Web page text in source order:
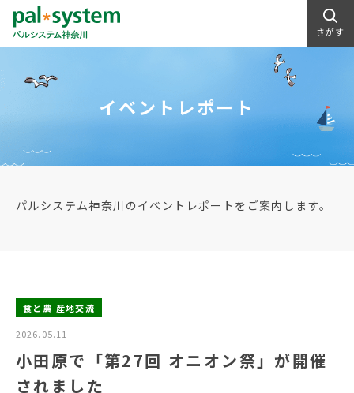
さがす
イベントレポート
パルシステム神奈川のイベントレポートをご案内します。
食と農 産地交流
2026.05.11
小田原で「第27回 オニオン祭」が開催
されました